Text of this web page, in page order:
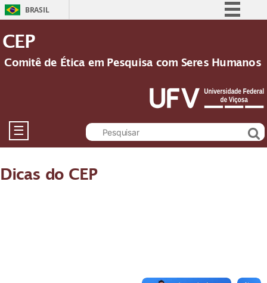
BRASIL
Participe
Acesso à informação
Legislação
Canais
CEP
Comitê de Ética em Pesquisa com Seres Humanos
☰
Dicas do CEP